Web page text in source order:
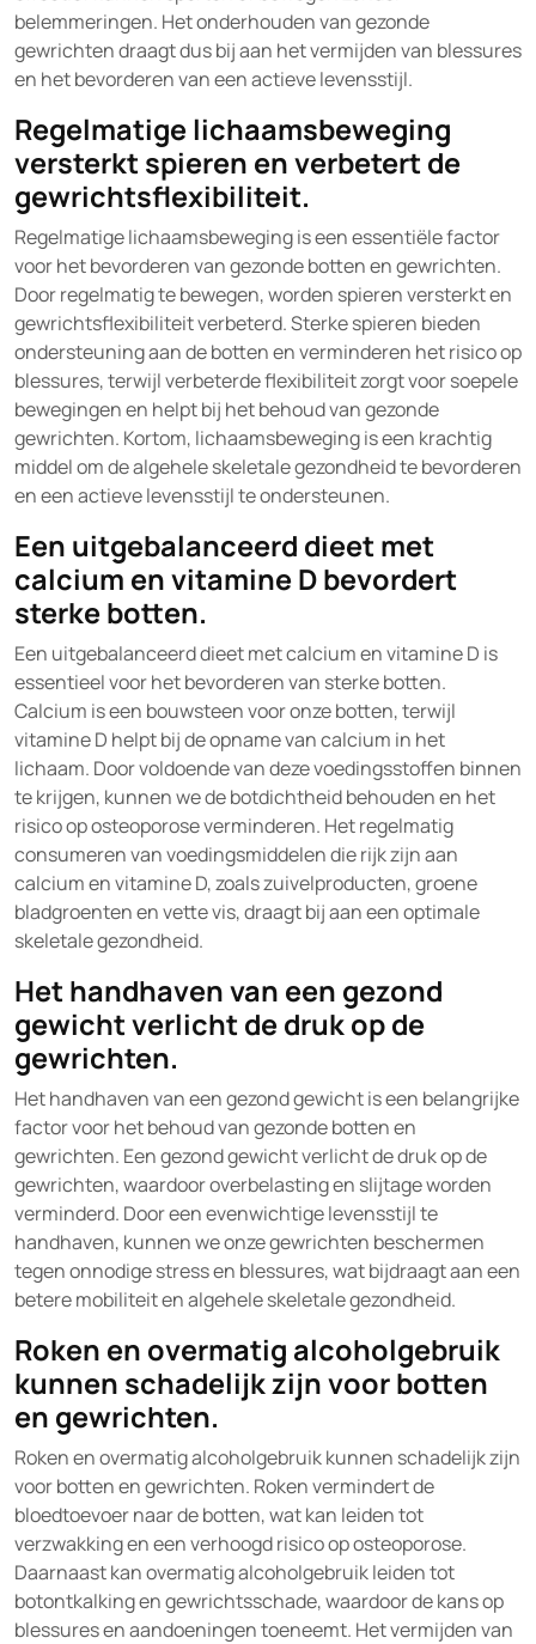
belemmeringen. Het onderhouden van gezonde
gewrichten draagt dus bij aan het vermijden van blessures
en het bevorderen van een actieve levensstijl.
Regelmatige lichaamsbeweging
versterkt spieren en verbetert de
gewrichtsflexibiliteit.
Regelmatige lichaamsbeweging is een essentiële factor
voor het bevorderen van gezonde botten en gewrichten.
Door regelmatig te bewegen, worden spieren versterkt en
gewrichtsflexibiliteit verbeterd. Sterke spieren bieden
ondersteuning aan de botten en verminderen het risico op
blessures, terwijl verbeterde flexibiliteit zorgt voor soepele
bewegingen en helpt bij het behoud van gezonde
gewrichten. Kortom, lichaamsbeweging is een krachtig
middel om de algehele skeletale gezondheid te bevorderen
en een actieve levensstijl te ondersteunen.
Een uitgebalanceerd dieet met
calcium en vitamine D bevordert
sterke botten.
Een uitgebalanceerd dieet met calcium en vitamine D is
essentieel voor het bevorderen van sterke botten.
Calcium is een bouwsteen voor onze botten, terwijl
vitamine D helpt bij de opname van calcium in het
lichaam. Door voldoende van deze voedingsstoffen binnen
te krijgen, kunnen we de botdichtheid behouden en het
risico op osteoporose verminderen. Het regelmatig
consumeren van voedingsmiddelen die rijk zijn aan
calcium en vitamine D, zoals zuivelproducten, groene
bladgroenten en vette vis, draagt bij aan een optimale
skeletale gezondheid.
Het handhaven van een gezond
gewicht verlicht de druk op de
gewrichten.
Het handhaven van een gezond gewicht is een belangrijke
factor voor het behoud van gezonde botten en
gewrichten. Een gezond gewicht verlicht de druk op de
gewrichten, waardoor overbelasting en slijtage worden
verminderd. Door een evenwichtige levensstijl te
handhaven, kunnen we onze gewrichten beschermen
tegen onnodige stress en blessures, wat bijdraagt aan een
betere mobiliteit en algehele skeletale gezondheid.
Roken en overmatig alcoholgebruik
kunnen schadelijk zijn voor botten
en gewrichten.
Roken en overmatig alcoholgebruik kunnen schadelijk zijn
voor botten en gewrichten. Roken vermindert de
bloedtoevoer naar de botten, wat kan leiden tot
verzwakking en een verhoogd risico op osteoporose.
Daarnaast kan overmatig alcoholgebruik leiden tot
botontkalking en gewrichtsschade, waardoor de kans op
blessures en aandoeningen toeneemt. Het vermijden van